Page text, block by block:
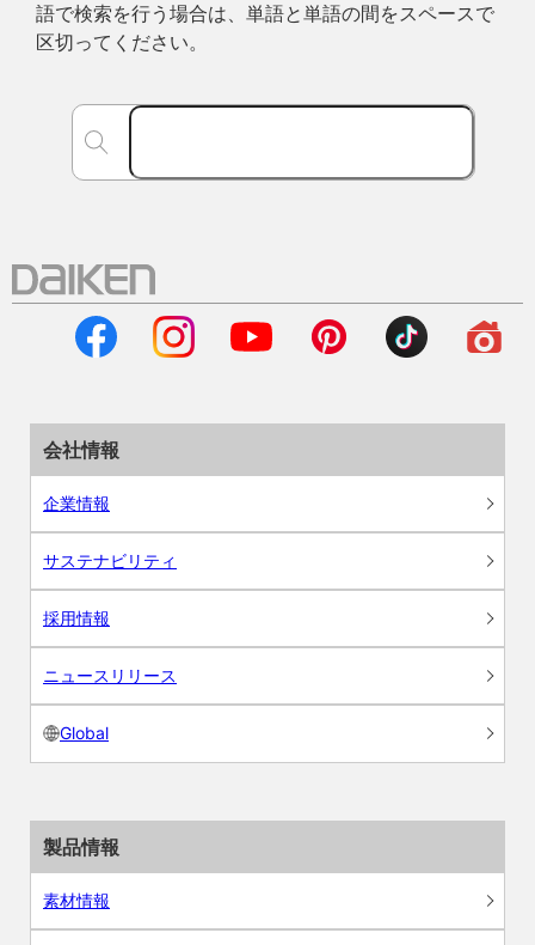
語で検索を行う場合は、単語と単語の間をスペースで
区切ってください。
会社情報
企業情報
サステナビリティ
採用情報
ニュースリリース
Global
製品情報
素材情報